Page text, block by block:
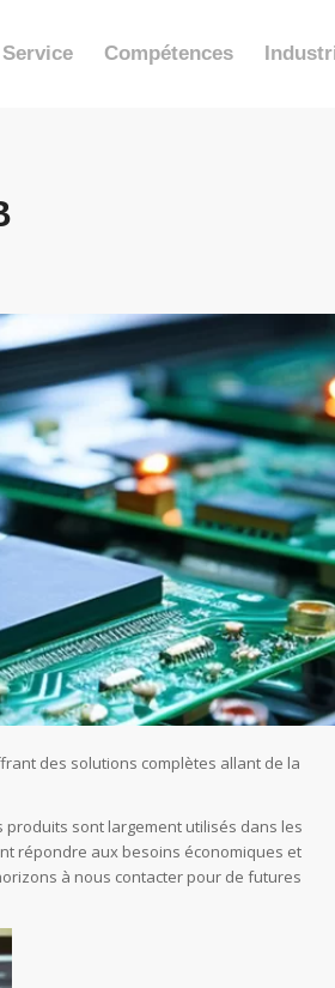
Service Compétences
des solutions complètes allant de la
sont largement utilisés dans les
répondre aux besoins économiques et
à nous contacter pour de futures